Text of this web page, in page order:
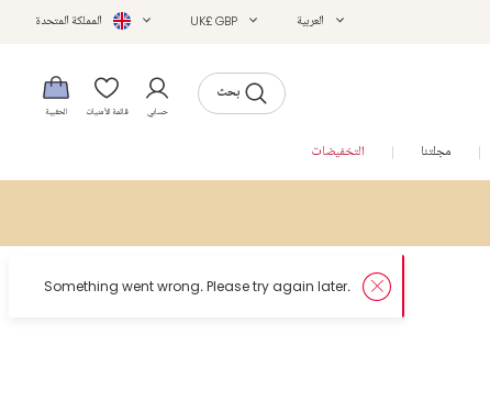
العربية UK£ GBP المملكة المتحدة
بحث
حسابي قائمة الأمنيات الحقيبة
مجلتنا التخفيضات